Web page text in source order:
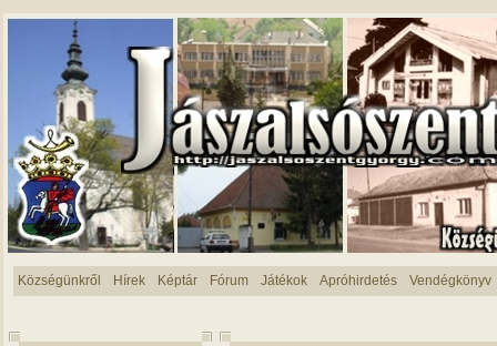
Községünkről Hírek Képtár Fórum Játékok Apróhirdetés Vendégkönyv